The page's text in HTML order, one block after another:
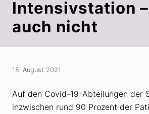
Intensivstation
auch nicht
15. August 2021
Auf den Covid-19-Abteilungen der
inzwischen rund 90 Prozent der